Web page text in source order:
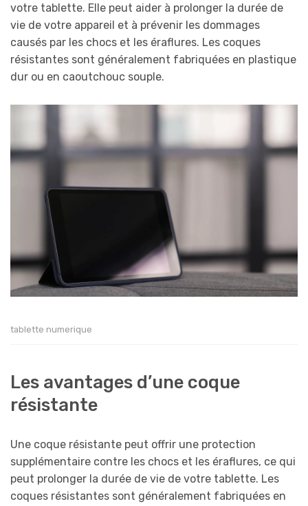
votre tablette. Elle peut aider à prolonger la durée de
vie de votre appareil et à prévenir les dommages
causés par les chocs et les éraflures. Les coques
résistantes sont généralement fabriquées en plastique
dur ou en caoutchouc souple.
tablette numerique
Les avantages d’une coque
résistante
Une coque résistante peut offrir une protection
supplémentaire contre les chocs et les éraflures, ce qui
peut prolonger la durée de vie de votre tablette. Les
coques résistantes sont généralement fabriquées en